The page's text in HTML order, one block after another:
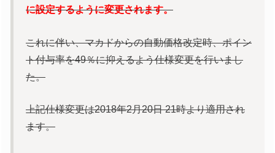
に設定するように変更されます。
これに伴い、マカドからの自動価格改定時、ポイン
ト付与率を49％に抑えるよう仕様変更を行いまし
た。
上記仕様変更は2018年2月20日 21時より適用され
ます。